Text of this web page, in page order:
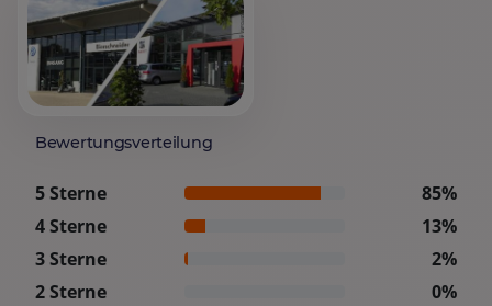
Bewertungsverteilung
5 Sterne
85%
4 Sterne
13%
3 Sterne
2%
2 Sterne
0%